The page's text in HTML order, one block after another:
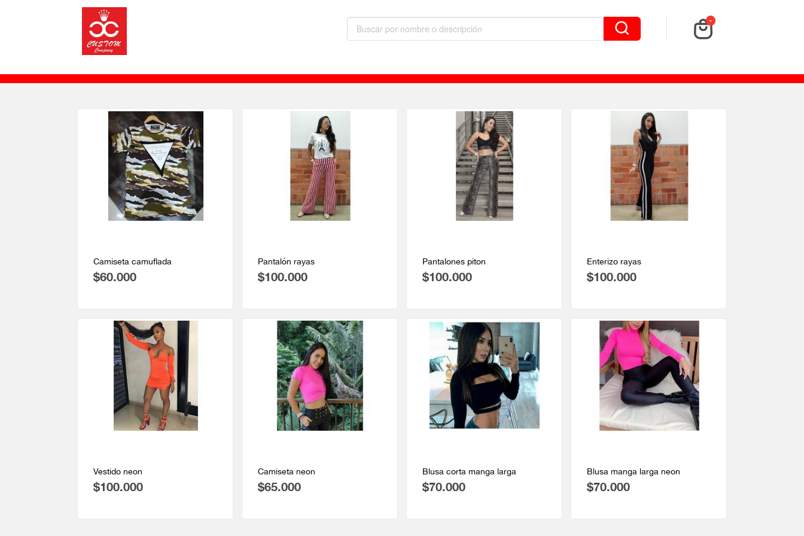
-
Camiseta camuflada
$60.000
Pantalón rayas
$100.000
Pantalones piton
$100.000
Enterizo rayas
$100.000
Vestido neon
$100.000
Camiseta neon
$65.000
Blusa corta manga larga
$70.000
Blusa manga larga neon
$70.000